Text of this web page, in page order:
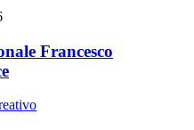
Francesco